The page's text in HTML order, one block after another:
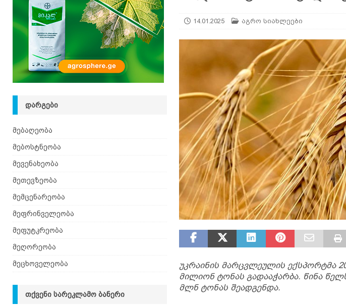
14.01.2025 აგრო სიახლეები
უკრაინის მარცვლეულის ექსპორტმა
მილიონ ტონას გადააჭარბა. წინა
მლნ ტონას შეადგენდა.
ᲓᲐᲠᲒᲔᲑᲘ
მებაღეობა
მებოსტნეობა
მევენახეობა
მეთევზეობა
მემცენარეობა
მეფრინველეობა
მეფუტკრეობა
მეღორეობა
მეცხოველეობა
ᲗᲥᲕᲔᲜᲘ ᲡᲐᲠᲔᲙᲚᲐᲛᲝ ᲑᲐᲜᲔᲠᲘ